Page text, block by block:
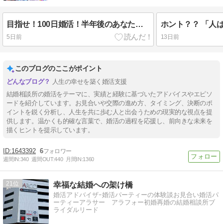
目指せ！100日婚活！半年後のあなたは？
5日前
ホント？？ 「人
13日前
このブログのここがポイント
人生の幸せを築く婚活支援
結婚相談所の婚活をテーマに、実績と経験に基づいたアドバイスやエピソ
ードを紹介しています。お見合いや交際の進め方、タイミング、決断のポ
イントを鋭く分析し、人生を共に歩む人と出会うための現実的な視点を提
供します。温かくも的確な言葉で、婚活の過程を応援し、前向きな未来を
描くヒントを提示しています。
1643392 6
週間IN:340 週間OUT:440 月間IN:1360
21 幸福な結婚への架け橋
婚活アドバイザｰ婚活パーティーの体験談お見合い婚活パ
ーティーアラサー アラフォー初婚再婚の結婚相談所ブ
ライダルリード